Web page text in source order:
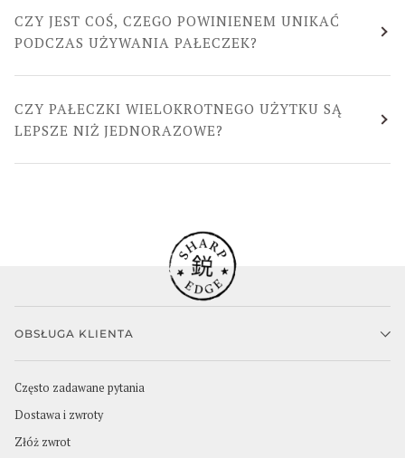
CZY JEST COŚ, CZEGO POWINIENEM UNIKAĆ
PODCZAS UŻYWANIA PAŁECZEK?
CZY PAŁECZKI WIELOKROTNEGO UŻYTKU SĄ
LEPSZE NIŻ JEDNORAZOWE?
OBSŁUGA KLIENTA
Często zadawane pytania
Dostawa i zwroty
Złóż zwrot